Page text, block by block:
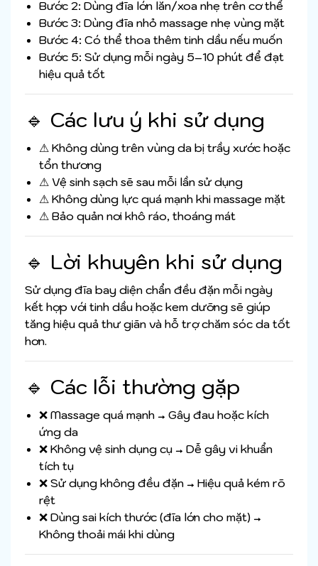
Bước 2: Dùng đĩa lớn lăn/xoa nhẹ trên cơ thể
Bước 3: Dùng đĩa nhỏ massage nhẹ vùng mặt
Bước 4: Có thể thoa thêm tinh dầu nếu muốn
Bước 5: Sử dụng mỗi ngày 5–10 phút để đạt
hiệu quả tốt
🔹 Các lưu ý khi sử dụng
⚠ Không dùng trên vùng da bị trầy xước hoặc
tổn thương
⚠ Vệ sinh sạch sẽ sau mỗi lần sử dụng
⚠ Không dùng lực quá mạnh khi massage mặt
⚠ Bảo quản nơi khô ráo, thoáng mát
🔹 Lời khuyên khi sử dụng
Sử dụng đĩa bay diện chẩn đều đặn mỗi ngày
kết hợp với tinh dầu hoặc kem dưỡng sẽ giúp
tăng hiệu quả thư giãn và hỗ trợ chăm sóc da tốt
hơn.
🔹 Các lỗi thường gặp
❌ Massage quá mạnh → Gây đau hoặc kích
ứng da
❌ Không vệ sinh dụng cụ → Dễ gây vi khuẩn
tích tụ
❌ Sử dụng không đều đặn → Hiệu quả kém rõ
rệt
❌ Dùng sai kích thước (đĩa lớn cho mặt) →
Không thoải mái khi dùng